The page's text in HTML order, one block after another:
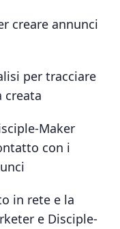
creare annunci
per tracciare
creata
Maker
con i
in rete e la
e Disciple-